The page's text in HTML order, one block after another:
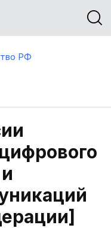
РФ